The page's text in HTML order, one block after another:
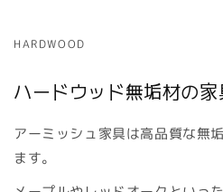
HARDWOOD
ハードウッド無垢材の家
アーミッシュ家具は高品質な無
ます。